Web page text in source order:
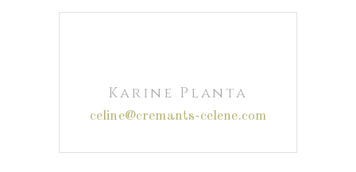
Karine Planta
celine@cremants-celene.com